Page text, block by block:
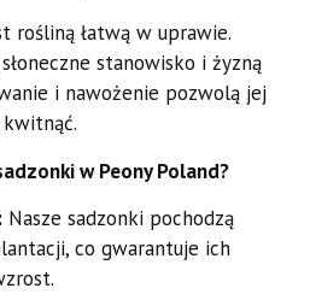
rośliną łatwą w uprawie.
stanowisko i żyzną
i nawożenie pozwolą jej
w Peony Poland?
Nasze sadzonki pochodzą
co gwarantuje ich